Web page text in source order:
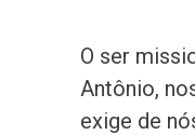
O ser
Antônio,
exige de